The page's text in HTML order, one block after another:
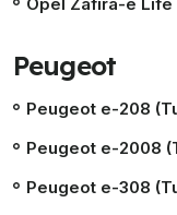
Opel Zafira-e Life
Peugeot
Peugeot e-208
Peugeot e-2008
Peugeot e-308